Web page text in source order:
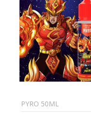
PYRO 50ML